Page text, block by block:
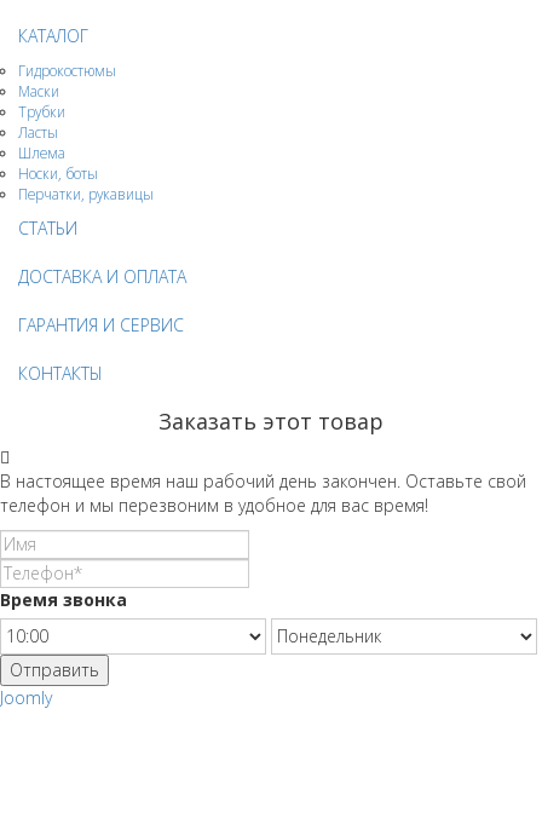
КАТАЛОГ
Гидрокостюмы
Маски
Трубки
Ласты
Шлема
Носки, боты
Перчатки, рукавицы
СТАТЬИ
ДОСТАВКА И ОПЛАТА
ГАРАНТИЯ И СЕРВИС
КОНТАКТЫ
Заказать этот товар
В настоящее время наш рабочий день закончен. Оставьте свой
телефон и мы перезвоним в удобное для вас время!
Время звонка
Отправить
Joomly